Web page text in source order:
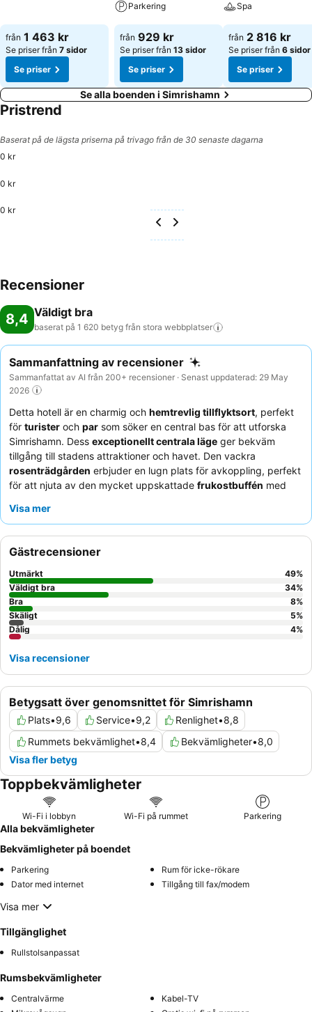
från 1 463 kr
Se priser från 7 sidor
Se priser
Parkering
Se priser
från 929 kr
Se priser från 13 sidor
Se priser
Spa
Se priser
från 2 816 kr
Se priser från 6 sidor
Se priser
Se alla boenden i Simrishamn
Pristrend
Baserat på de lägsta priserna på trivago från de 30 senaste dagarna
0 kr
0 kr
0 kr
Recensioner
8,4 Väldigt bra
baserat på 1 620 betyg från stora webbplatser
Sammanfattning av recensioner
Sammanfattat av AI från 200+ recensioner · Senast uppdaterad: 29 May
2026
Detta hotell är en charmig och hemtrevlig tillflyktsort, perfekt
för turister och par som söker en central bas för att utforska
Simrishamn. Dess exceptionellt centrala läge ger bekväm
tillgång till stadens attraktioner och havet. Den vackra
rosenträdgården erbjuder en lugn plats för avkoppling, perfekt
för att njuta av den mycket uppskattade frukostbuffén med
konsekvent den
att be om ett rum som inte vetter mot gatan.
Visa mer
Betygsatt över genomsnittet för Simrishamn
Plats•9,6 Service•9,2 Renlighet•8,8
Rummets bekvämlighet•8,4 Bekvämligheter•8,0
Visa fler betyg
Gästrecensioner
Utmärkt 49%
Väldigt bra
34%
Bra
8%
Skäligt
5%
Dålig
4%
Visa recensioner
Toppbekvämligheter
Wi-Fi i lobbyn Wi-Fi på rummet Parkering
Alla bekvämligheter
Bekvämligheter på boendet
Parkering
Rum för icke-rökare
Dator med internet
Tillgång till fax/modem
Visa mer
Tillgänglighet
Rullstolsanpassat
Rumsbekvämligheter
Centralvärme
Kabel-TV